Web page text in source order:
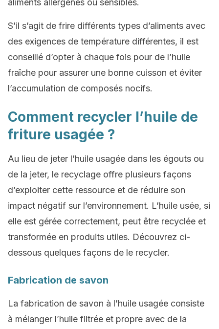
aliments allergènes ou sensibles.
S’il s’agit de frire différents types d’aliments avec
des exigences de température différentes, il est
conseillé d’opter à chaque fois pour de l’huile
fraîche pour assurer une bonne cuisson et éviter
l’accumulation de composés nocifs.
Comment recycler l’huile de
friture usagée ?
Au lieu de jeter l’huile usagée dans les égouts ou
de la jeter, le recyclage offre plusieurs façons
d’exploiter cette ressource et de réduire son
impact négatif sur l’environnement. L’huile usée, si
elle est gérée correctement, peut être recyclée et
transformée en produits utiles. Découvrez ci-
dessous quelques façons de le recycler.
Fabrication de savon
La fabrication de savon à l’huile usagée consiste
à mélanger l’huile filtrée et propre avec de la